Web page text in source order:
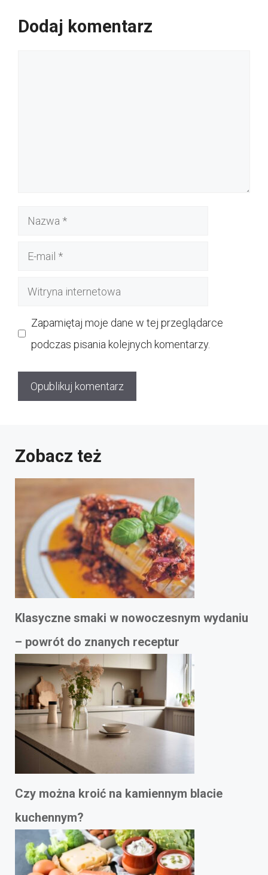
Dodaj komentarz
Nazwa
Witryna
Zapamiętaj moje dane w tej przeglądarce
podczas pisania kolejnych komentarzy.
Zobacz też
Klasyczne smaki w nowoczesnym wydaniu
– powrót do znanych receptur
Czy można kroić na kamiennym blacie
kuchennym?